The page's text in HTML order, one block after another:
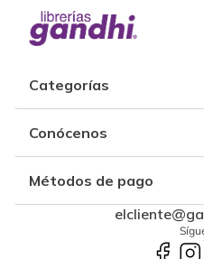
Categorías
Conócenos
Métodos de pago